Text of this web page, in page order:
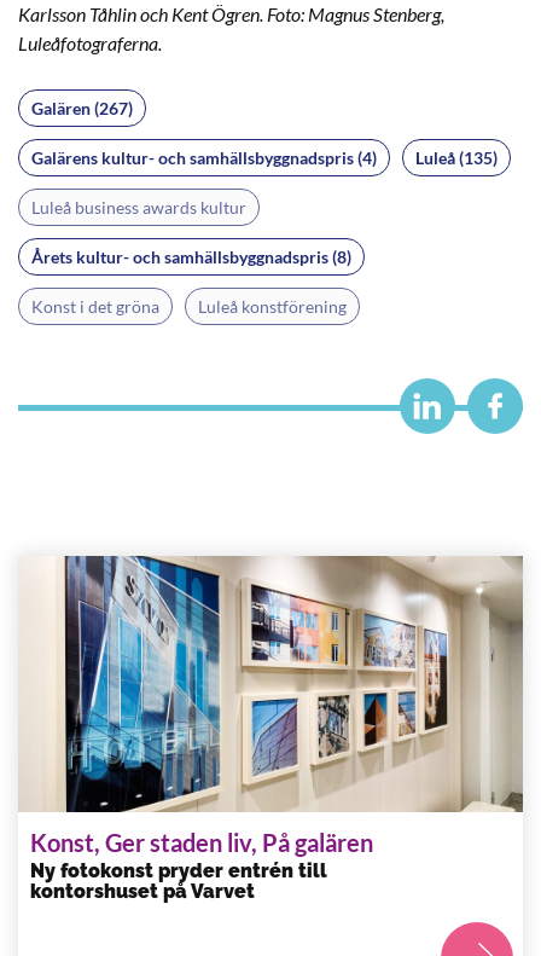
Karlsson Tåhlin och Kent Ögren. Foto: Magnus Stenberg,
Luleåfotograferna.
Galären (267)
Galärens kultur- och samhällsbyggnadspris (4) Luleå (135)
Luleå business awards kultur
Årets kultur- och samhällsbyggnadspris (8)
Konst i det gröna Luleå konstförening
Konst, Ger staden liv, På galären
Ny fotokonst pryder entrén till
kontorshuset på Varvet